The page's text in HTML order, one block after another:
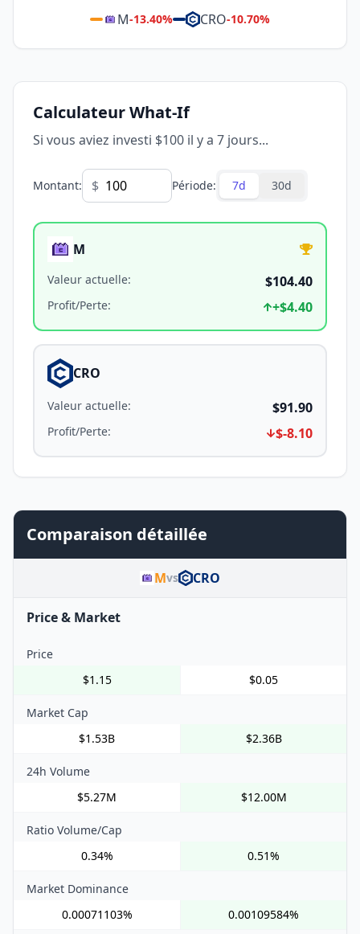
M-13.40% CRO-10.70%
Calculateur What-If
Si vous aviez investi $100 il y a 7 jours...
Montant: $ Période: 7d 30d
M
Valeur actuelle: $104.40
Profit/Perte: +$4.40
CRO
Valeur actuelle: $91.90
Profit/Perte: $-8.10
Comparaison détaillée
Mvs CRO
Price & Market
Price
$1.15
$0.05
Market Cap
$1.53B
$2.36B
24h Volume
$5.27M
$12.00M
Ratio Volume/Cap
0.34%
0.51%
Market Dominance
0.00071103%
0.00109584%